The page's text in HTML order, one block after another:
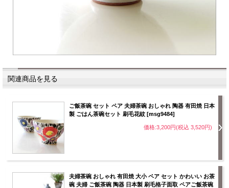
関連商品を見る
ご飯茶碗 セット ペア 夫婦茶碗 おしゃれ 陶器 有田焼 日本
製 ごはん茶碗セット 刷毛花紋 [msg9484]
価格:3,200円(税込 3,520円)
夫婦茶碗 おしゃれ 有田焼 大小 ペア セット かわいい お茶
碗 夫婦 ご飯茶碗 陶器 日本製 刷毛格子面取 ペアご飯茶碗